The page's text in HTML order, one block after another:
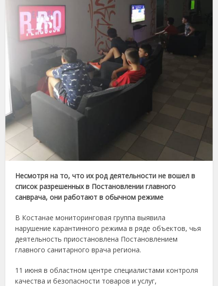
Несмотря на то, что их род деятельности не вошел в
список разрешенных в Постановлении главного
санврача, они работают в обычном режиме
В Костанае мониторинговая группа выявила
нарушение карантинного режима в ряде объектов, чья
деятельность приостановлена Постановлением
главного санитарного врача региона.
11 июня в областном центре специалистами контроля
качества и безопасности товаров и услуг,